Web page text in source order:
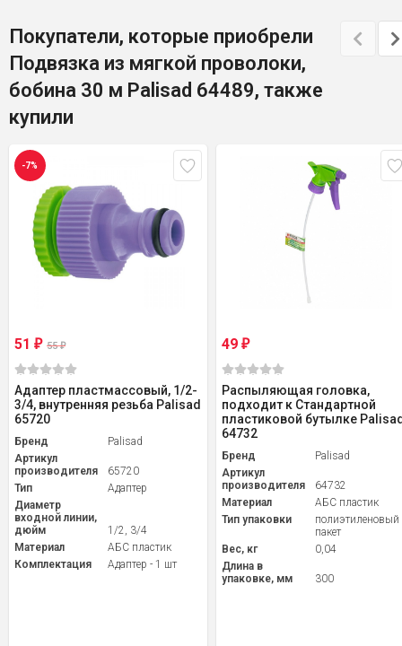
Покупатели, которые приобрели
Подвязка из мягкой проволоки,
бобина 30 м Palisad 64489, также
купили
-7%
51 ₽ 55₽
Адаптер пластмассовый, 1/2-
3/4, внутренняя резьба Palisad
65720
Бренд
Palisad
Артикул
производителя
65720
Тип
Адаптер
Диаметр
входной линии,
дюйм
1/2, 3/4
Материал
АБС пластик
Комплектация
Адаптер - 1 шт
49 ₽
Распыляющая головка,
подходит к Стандартной
пластиковой бутылке
64732
Бренд
Palisad
Артикул
производителя
64732
Материал
АБС пластик
Тип упаковки
полиэтиленовый
пакет
Вес, кг
0,04
Длина в
упаковке, мм
300